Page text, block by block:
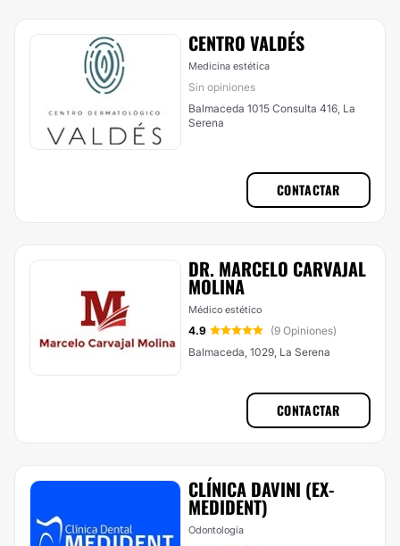
CENTRO VALDÉS
Medicina estética
Sin opiniones
Balmaceda 1015 Consulta 416, La
Serena
CONTACTAR
DR. MARCELO CARVAJAL
MOLINA
Médico estético
4.9
(9 Opiniones)
Balmaceda, 1029, La Serena
CONTACTAR
CLÍNICA DAVINI (EX-
MEDIDENT)
Odontología